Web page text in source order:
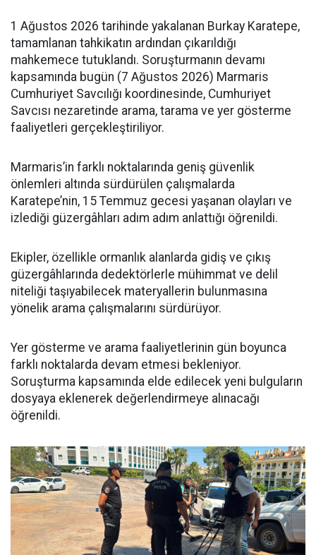
1 Ağustos 2026 tarihinde yakalanan Burkay Karatepe,
tamamlanan tahkikatın ardından çıkarıldığı
mahkemece tutuklandı. Soruşturmanın devamı
kapsamında bugün (7 Ağustos 2026) Marmaris
Cumhuriyet Savcılığı koordinesinde, Cumhuriyet
Savcısı nezaretinde arama, tarama ve yer gösterme
faaliyetleri gerçekleştiriliyor.
Marmaris’in farklı noktalarında geniş güvenlik
önlemleri altında sürdürülen çalışmalarda
Karatepe’nin, 15 Temmuz gecesi yaşanan olayları ve
izlediği güzergâhları adım adım anlattığı öğrenildi.
Ekipler, özellikle ormanlık alanlarda gidiş ve çıkış
güzergâhlarında dedektörlerle mühimmat ve delil
niteliği taşıyabilecek materyallerin bulunmasına
yönelik arama çalışmalarını sürdürüyor.
Yer gösterme ve arama faaliyetlerinin gün boyunca
farklı noktalarda devam etmesi bekleniyor.
Soruşturma kapsamında elde edilecek yeni bulguların
dosyaya eklenerek değerlendirmeye alınacağı
öğrenildi.